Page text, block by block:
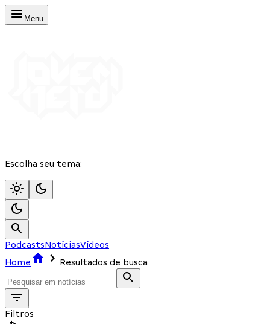
Menu
Escolha seu tema:
PodcastsNotíciasVídeos
Home
Resultados de busca
Filtros